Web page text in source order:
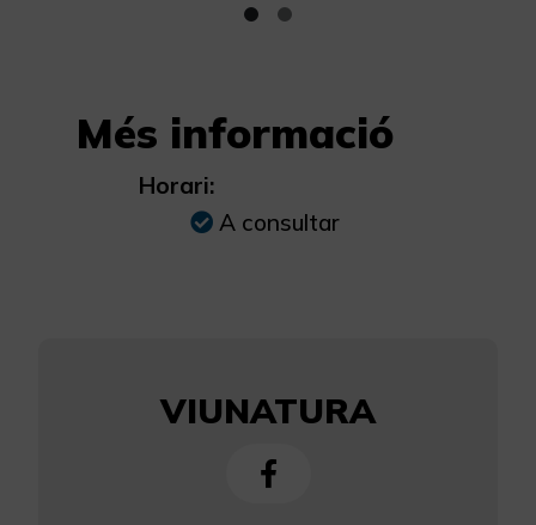
Més informació
Horari:
A consultar
VIUNATURA